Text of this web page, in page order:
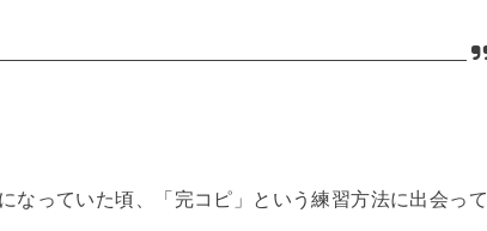
なっていた頃、「完コピ」という練習方法に出会って